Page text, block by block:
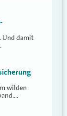
Und damit
wilden